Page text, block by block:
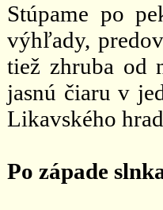
Stúpame po
výhľady,
tiež zhruba od
jasnú čiaru v
Likavského
Po západe